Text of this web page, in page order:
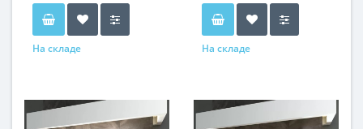
На складе На складе